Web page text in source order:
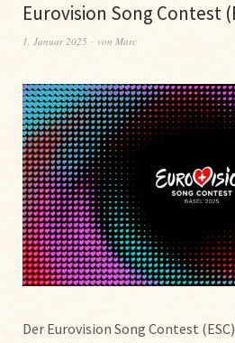
Eurovision Song Contest
1. Januar 2025 von Marc
Der Eurovision Song Contest